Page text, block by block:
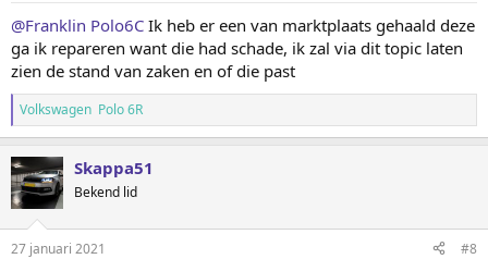
@Franklin Polo6C Ik heb er een van marktplaats gehaald deze
ga ik repareren want die had schade, ik zal via dit topic laten
zien de stand van zaken en of die past
Volkswagen Polo 6R
Skappa51
Bekend lid
27 januari 2021 #8